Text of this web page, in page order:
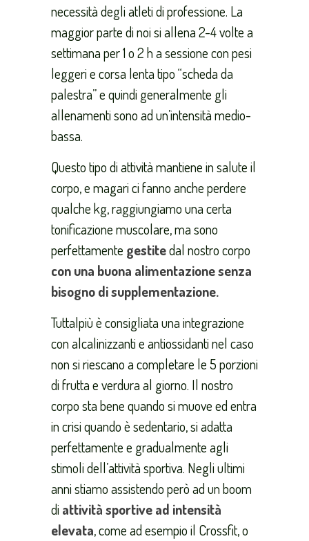
necessità degli atleti di professione. La
maggior parte di noi si allena 2-4 volte a
settimana per 1 o 2 h a sessione con pesi
leggeri e corsa lenta tipo “scheda da
palestra” e quindi generalmente gli
allenamenti sono ad un’intensità medio-
bassa.
Questo tipo di attività mantiene in salute il
corpo, e magari ci fanno anche perdere
qualche kg, raggiungiamo una certa
tonificazione muscolare, ma sono
perfettamente gestitedal nostro corpo
con una buona alimentazione senza
bisogno di supplementazione.
Tuttalpiù è consigliata una integrazione
con alcalinizzanti e antiossidanti nel caso
non si riescano a completare le 5 porzioni
di frutta e verdura al giorno. Il nostro
corpo sta bene quando si muove ed entra
in crisi quando è sedentario, si adatta
perfettamente e gradualmente agli
stimoli dell’attività sportiva. Negli ultimi
anni stiamo assistendo però ad un boom
di attività sportive ad intensità
elevata, come ad esempio il Crossfit, o